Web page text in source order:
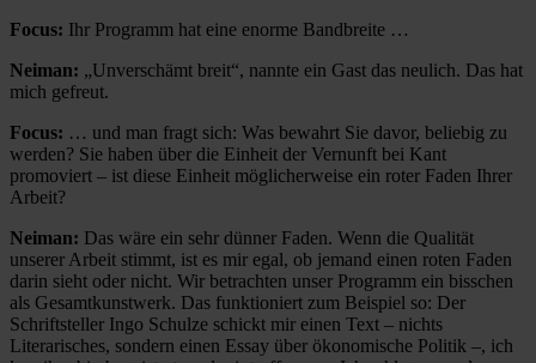
Focus: Ihr Programm hat eine enorme Bandbreite …
Neiman: „Unverschämt breit“, nannte ein Gast das neulich. Das hat
mich gefreut.
Focus: … und man fragt sich: Was bewahrt Sie davor, beliebig zu
werden? Sie haben über die Einheit der Vernunft bei Kant
promoviert – ist diese Einheit möglicherweise ein roter Faden Ihrer
Arbeit?
Neiman: Das wäre ein sehr dünner Faden. Wenn die Qualität
unserer Arbeit stimmt, ist es mir egal, ob jemand einen roten Faden
darin sieht oder nicht. Wir betrachten unser Programm ein bisschen
als Gesamtkunstwerk. Das funktioniert zum Beispiel so: Der
Schriftsteller Ingo Schulze schickt mir einen Text – nichts
Literarisches, sondern einen Essay über ökonomische Politik –, ich